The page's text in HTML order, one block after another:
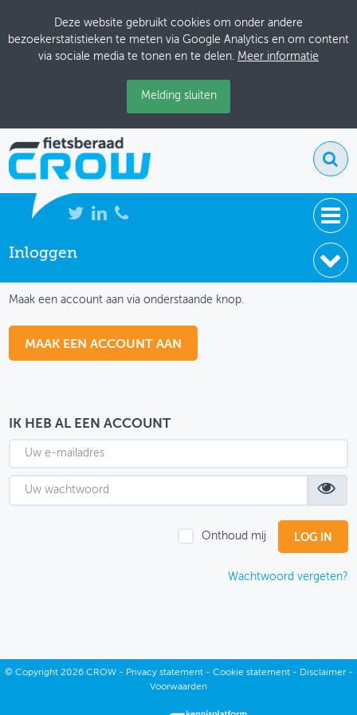
Deze website gebruikt cookies om onder andere
bezoekerstatistieken te meten via Google Analytics en om content
via sociale media te tonen en te delen. Meer informatie
Melding sluiten
NIEUWS
THEMASITES
MIJN PROFIEL
GEBRUIKER
Inloggen
Maak een account aan via onderstaande knop.
MAAK EEN ACCOUNT AAN
IK HEB AL EEN ACCOUNT
Onthoud mij
Wachtwoord vergeten?
© Copyright2026 CROW - Privacy statement- Cookie statement- Disclaimer-
Voorwaarden